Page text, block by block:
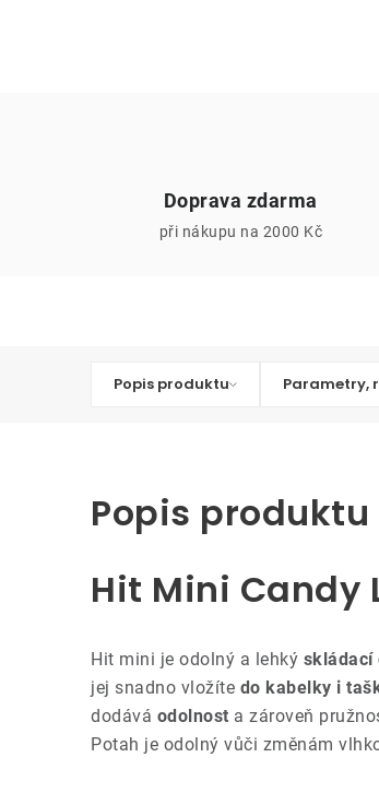
Doprava zdarma
při nákupu na 2000 Kč
Popis produktu Parametry,
Popis produktu
Hit Mini Candy
Hit mini je odolný a lehký skládací
jej snadno vložíte do kabelky i
dodává odolnost a zároveň
Potah je odolný vůči změnám